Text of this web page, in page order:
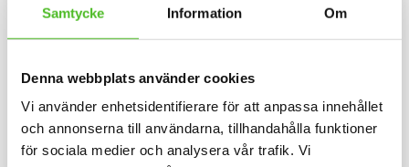
Samtycke Information Om
Denna webbplats använder cookies
Vi använder enhetsidentifierare för att anpassa innehållet
och annonserna till användarna, tillhandahålla funktioner
för sociala medier och analysera vår trafik. Vi
Gråmelerad Keps med
Keps i i 100% polyester med
snygg passform och baksida av
nät och en siluettbild av en
159
Lägg till i favoriter
KÖP
Jämthundsmotiv tryckt på
bröstet. Motivstorlek ca 28x7
429
INFO